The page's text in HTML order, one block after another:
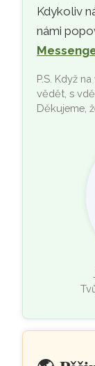
Kdykoliv
námi
P.S. Když
vědět, s
Děkujeme,